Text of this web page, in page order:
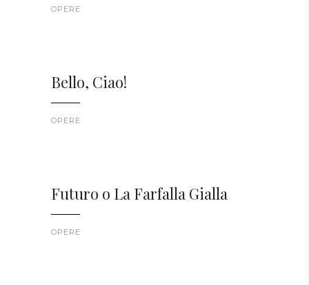
OPERE
Bello, Ciao!
OPERE
Futuro o La Farfalla Gialla
OPERE